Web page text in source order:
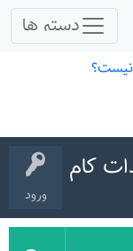
ورود
کام